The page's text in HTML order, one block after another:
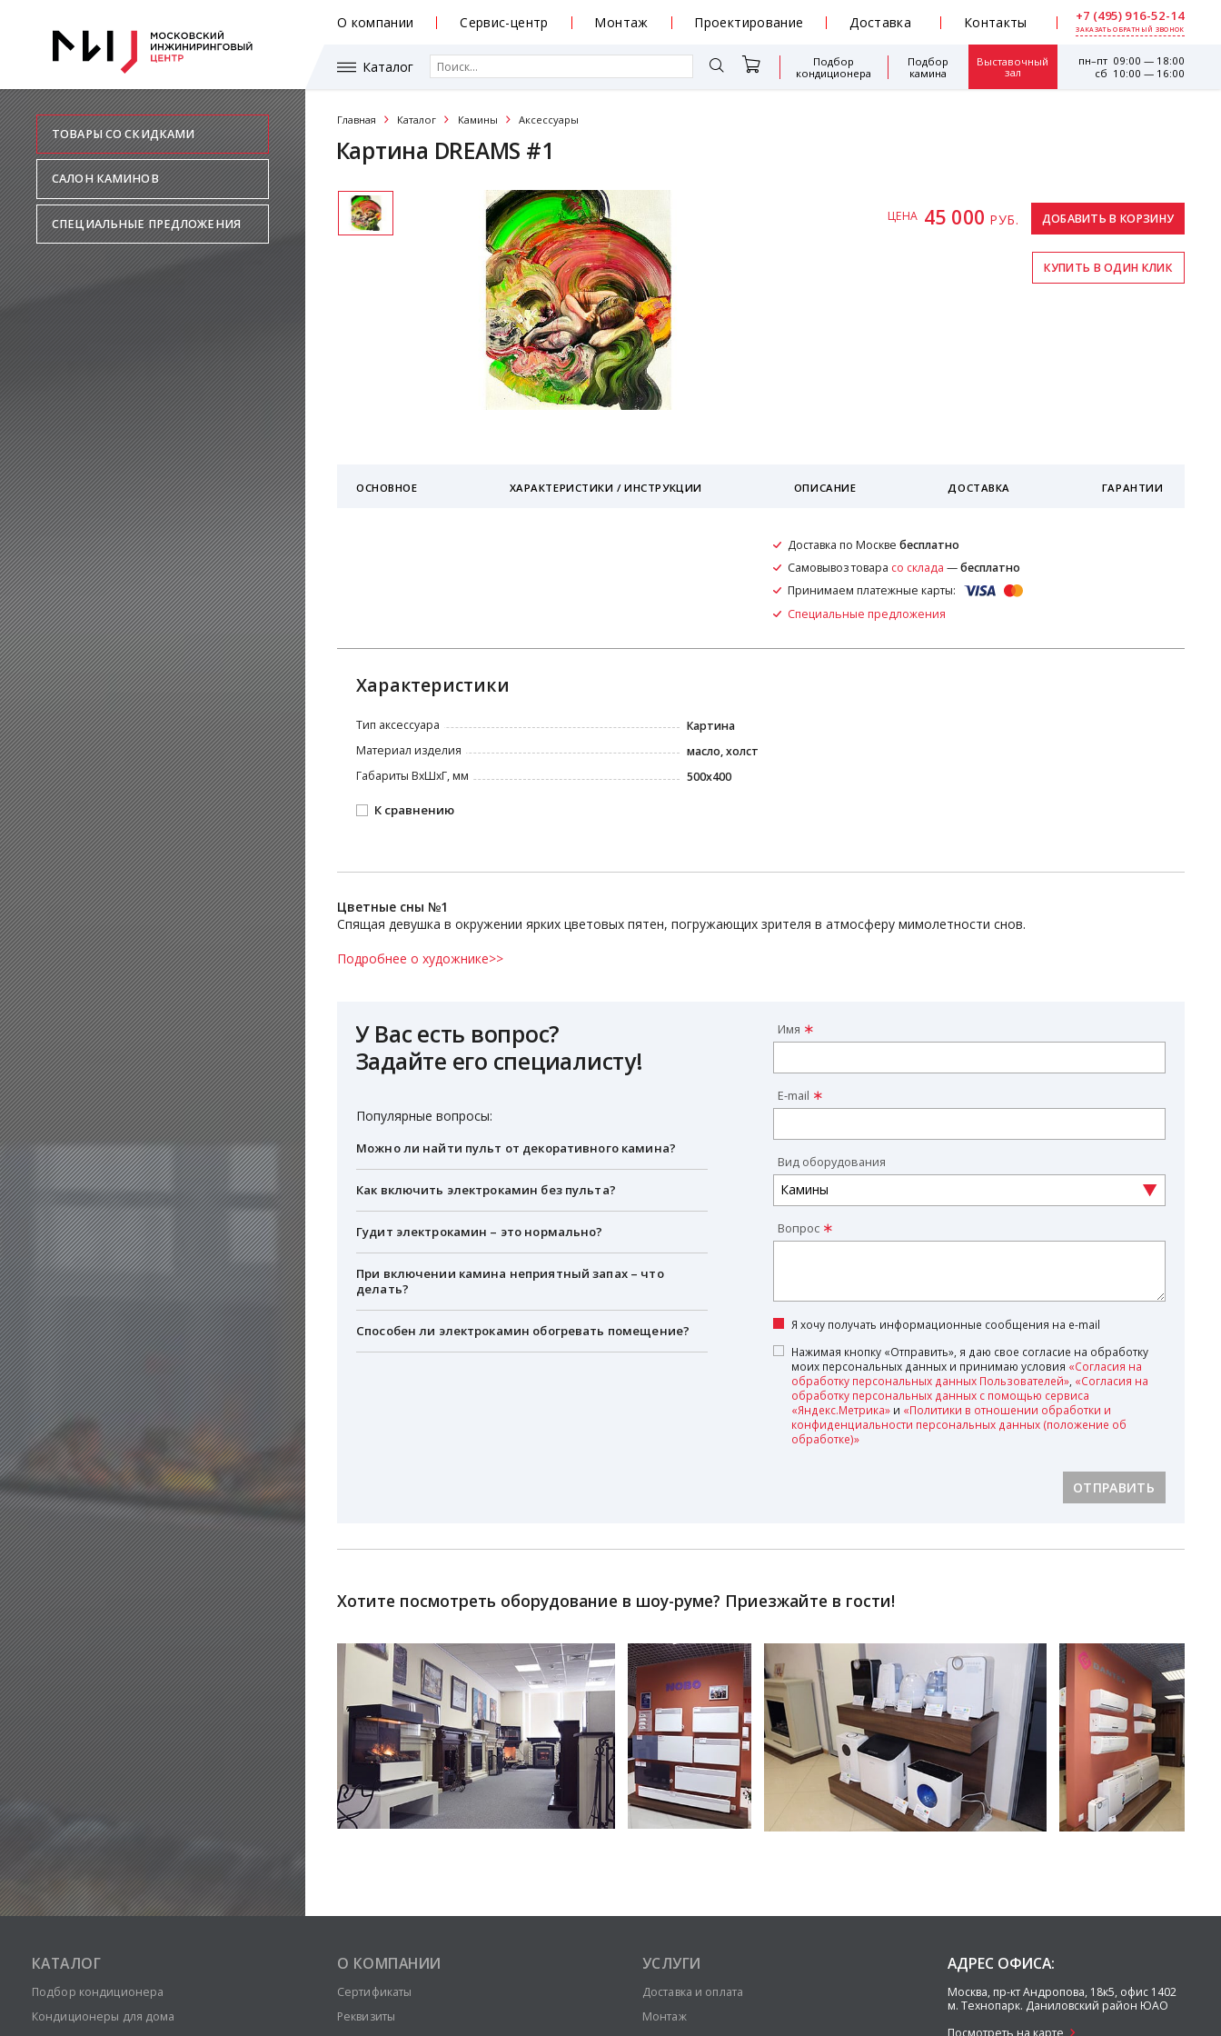
О компании Сервис-центр Монтаж Проектирование Доставка Контакты +7 (495) 916-52-14
ЗАКАЗАТЬ ОБРАТНЫЙ ЗВОНОК
Каталог
Подбор
кондиционера
Подбор
камина
Выставочный
зал
пн–пт 09:00 — 18:00
сб 10:00 — 16:00
ТОВАРЫ СО СКИДКАМИ
САЛОН КАМИНОВ
СПЕЦИАЛЬНЫЕ ПРЕДЛОЖЕНИЯ
Главная Каталог Камины Аксессуары
Картина DREAMS #1
ЦЕНА 45 000 РУБ.
ОСНОВНОЕ ХАРАКТЕРИСТИКИ / ИНСТРУКЦИИ ОПИСАНИЕ ДОСТАВКА ГАРАНТИИ
Доставка по Москве бесплатно
Самовывоз товара со склада —бесплатно
Принимаем платежные карты:
Специальные предложения
Характеристики
Тип аксессуара
Картина
Материал изделия
масло, холст
Габариты ВxШxГ, мм
500х400
К сравнению
Цветные сны №1
Спящая девушка в окружении ярких цветовых пятен, погружающих зрителя в атмосферу мимолетности снов.
Подробнее о художнике>>
У Вас есть вопрос?
Задайте его специалисту!
Популярные вопросы:
Можно ли найти пульт от декоративного камина?
Как включить электрокамин без пульта?
Гудит электрокамин – это нормально?
При включении камина неприятный запах – что
делать?
Способен ли электрокамин обогревать помещение?
Имя
E-mail
Вид оборудования
Вопрос
Я хочу получать информационные сообщения на e-mail
Нажимая кнопку «Отправить», я даю свое согласие на обработку
моих персональных данных и принимаю условия «Согласия на
обработку персональных данных Пользователей» «Согласия на
обработку персональных данных с помощью сервиса
«Яндекс.Метрика» и «Политики в отношении обработки и
конфиденциальности персональных данных (положение об
обработке)»
ОТПРАВИТЬ
Хотите посмотреть оборудование в шоу-руме? Приезжайте в гости!
КАТАЛОГ
Подбор кондиционера
Кондиционеры для дома
О КОМПАНИИ
Сертификаты
Реквизиты
УСЛУГИ
Доставка и оплата
Монтаж
АДРЕС ОФИСА:
Москва, пр-кт Андропова, 18к5, офис 1402
м. Технопарк. Даниловский район ЮАО
Посмотреть на карте